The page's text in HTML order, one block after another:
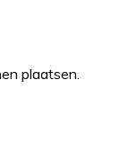
plaatsen.